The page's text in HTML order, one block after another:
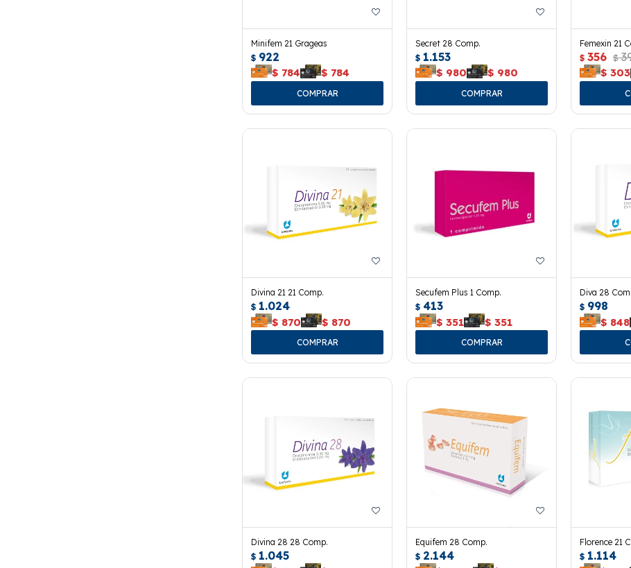
Minifem 21 Grageas
$ 922
$ 784 $ 784
Secret 28 Comp.
$ 1.153
$ 980 $ 980
Femexin 21
$ 356 $
$ 303
Divina 21 21 Comp.
$ 1.024
$ 870 $ 870
Secufem Plus 1 Comp.
$ 413
$ 351 $ 351
Diva 28
$ 998
$ 848
Divina 28 28 Comp.
$ 1.045
Equifem 28 Comp.
$ 2.144
Florence 21
$ 1.114